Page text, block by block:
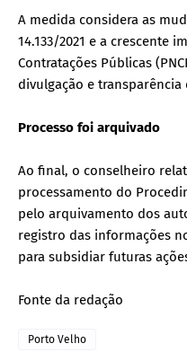
A medida considera as
14.133/2021 e a crescente
Contratações Públicas
divulgação e
Processo foi arquivado
Ao final, o conselheiro
processamento do
pelo arquivamento dos
registro das informações
para subsidiar futuras
Fonte da redação
Porto Velho